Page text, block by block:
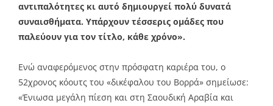
αντιπαλότητες κι αυτό δημιουργεί πολύ δυνατά
συναισθήματα. Υπάρχουν τέσσερις ομάδες που
παλεύουν για τον τίτλο, κάθε χρόνο».
Ενώ αναφερόμενος στην πρόσφατη καριέρα του, ο
52χρονος κόουτς του «δικέφαλου του Βορρά» σημείωσε:
«Ένιωσα μεγάλη πίεση και στη Σαουδική Αραβία και